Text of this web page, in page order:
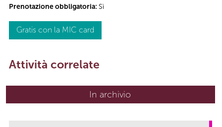
Prenotazione obbligatoria: Sì
Gratis con la MIC card
Attività correlate
In archivio